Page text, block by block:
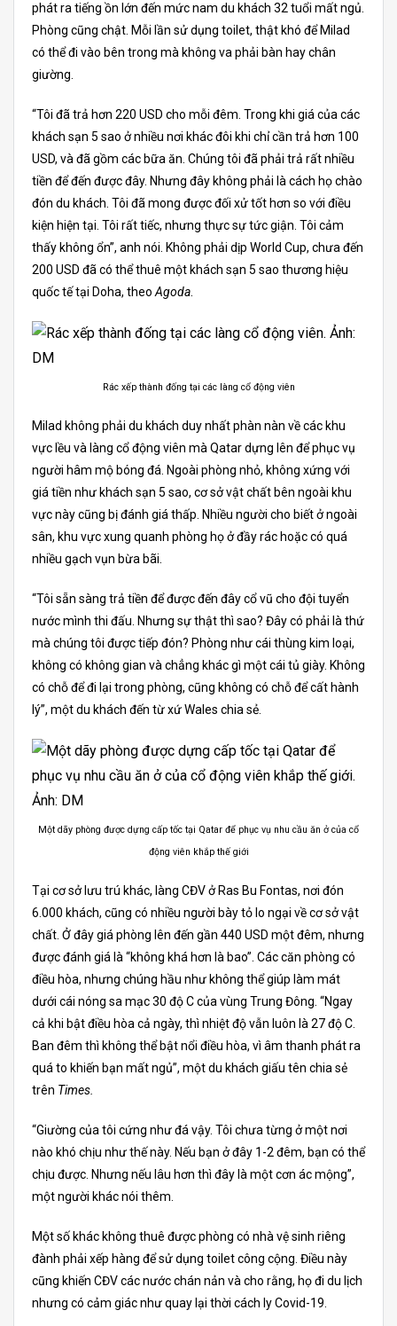
phát ra tiếng ồn lớn đến mức nam du khách 32 tuổi mất ngủ.
Phòng cũng chật. Mỗi lần sử dụng toilet, thật khó để Milad
có thể đi vào bên trong mà không va phải bàn hay chân
giường.
“Tôi đã trả hơn 220 USD cho mỗi đêm. Trong khi giá của các
khách sạn 5 sao ở nhiều nơi khác đôi khi chỉ cần trả hơn 100
USD, và đã gồm các bữa ăn. Chúng tôi đã phải trả rất nhiều
tiền để đến được đây. Nhưng đây không phải là cách họ chào
đón du khách. Tôi đã mong được đối xử tốt hơn so với điều
kiện hiện tại. Tôi rất tiếc, nhưng thực sự tức giận. Tôi cảm
thấy không ổn”, anh nói. Không phải dịp World Cup, chưa đến
200 USD đã có thể thuê một khách sạn 5 sao thương hiệu
quốc tế tại Doha, theo Agoda
Rác xếp thành đống tại các làng cổ động viên
Milad không phải du khách duy nhất phàn nàn về các khu
vực lều và làng cổ động viên mà Qatar dựng lên để phục vụ
người hâm mộ bóng đá. Ngoài phòng nhỏ, không xứng với
giá tiền như khách sạn 5 sao, cơ sở vật chất bên ngoài khu
vực này cũng bị đánh giá thấp. Nhiều người cho biết ở ngoài
sân, khu vực xung quanh phòng họ ở đầy rác hoặc có quá
nhiều gạch vụn bừa bãi.
“Tôi sẵn sàng trả tiền để được đến đây cổ vũ cho đội tuyển
nước mình thi đấu. Nhưng sự thật thì sao? Đây có phải là thứ
mà chúng tôi được tiếp đón? Phòng như cái thùng kim loại,
không có không gian và chẳng khác gì một cái tủ giày. Không
có chỗ để đi lại trong phòng, cũng không có chỗ để cất hành
lý”, một du khách đến từ xứ Wales chia sẻ.
Một dãy phòng được dựng cấp tốc tại Qatar để phục vụ nhu cầu ăn ở của cổ
động viên khắp thế giới
Tại cơ sở lưu trú khác, làng CĐV ở Ras Bu Fontas, nơi đón
6.000 khách, cũng có nhiều người bày tỏ lo ngại về cơ sở vật
chất. Ở đây giá phòng lên đến gần 440 USD một đêm, nhưng
được đánh giá là “không khá hơn là bao”. Các căn phòng có
điều hòa, nhưng chúng hầu như không thể giúp làm mát
dưới cái nóng sa mạc 30 độ C của vùng Trung Đông. “Ngay
cả khi bật điều hòa cả ngày, thì nhiệt độ vẫn luôn là 27 độ C.
Ban đêm thì không thể bật nổi điều hòa, vì âm thanh phát ra
quá to khiến bạn mất ngủ”, một du khách giấu tên chia sẻ
trên Times.
“Giường của tôi cứng như đá vậy. Tôi chưa từng ở một nơi
nào khó chịu như thế này. Nếu bạn ở đây 1-2 đêm, bạn có thể
chịu được. Nhưng nếu lâu hơn thì đây là một cơn ác mộng”,
một người khác nói thêm.
Một số khác không thuê được phòng có nhà vệ sinh riêng
đành phải xếp hàng để sử dụng toilet công cộng. Điều này
cũng khiến CĐV các nước chán nản và cho rằng, họ đi du lịch
nhưng có cảm giác như quay lại thời cách ly Covid-19.